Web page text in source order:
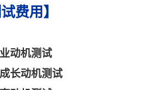
试费用】
动机测试
长动机测试